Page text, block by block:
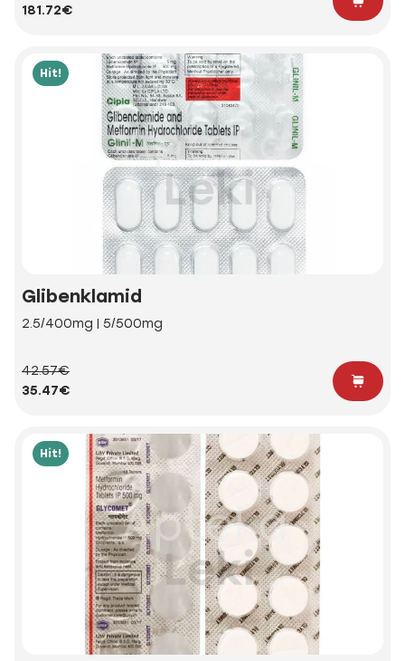
181.72€
Hit!
Glibenklamid
2.5/400mg | 5/500mg
42.57€
35.47€
Hit!